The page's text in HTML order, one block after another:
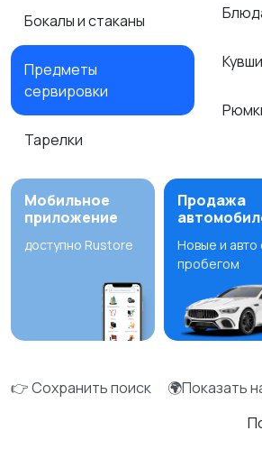
Бокалы и стаканы
Предметы
сервировки
Тарелки
Мобильное
приложение
доступно Rustore
Продажа
Новые и авто
пробегом
👉 Сохранить поиск
🌍Показать